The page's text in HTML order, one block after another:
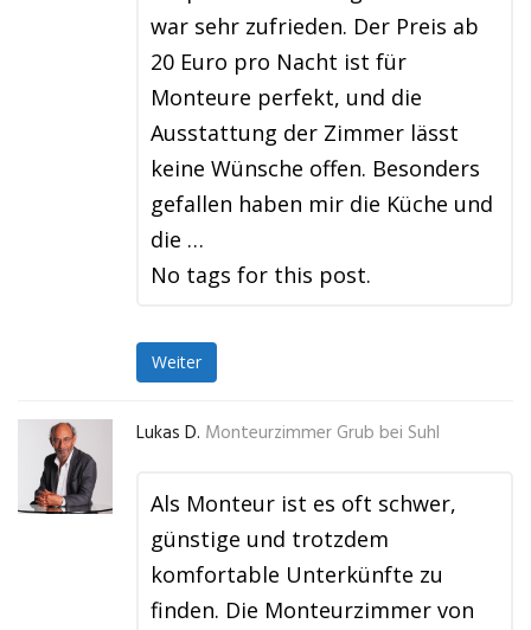
war sehr zufrieden. Der Preis ab
20 Euro pro Nacht ist für
Monteure perfekt, und die
Ausstattung der Zimmer lässt
keine Wünsche offen. Besonders
gefallen haben mir die Küche und
die …
No tags for this post.
Weiter
Lukas D. Monteurzimmer Grub bei Suhl
Als Monteur ist es oft schwer,
günstige und trotzdem
komfortable Unterkünfte zu
finden. Die Monteurzimmer von